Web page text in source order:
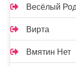
Весёлый
Вирта
Вмятин Нет